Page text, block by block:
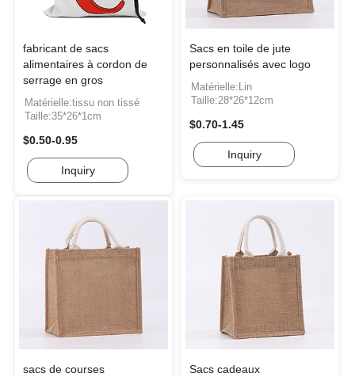
fabricant de sacs
alimentaires à cordon de
serrage en gros
Matérielle:tissu non tissé
Taille:35*26*1cm
$0.50-0.95
Inquiry
Sacs en toile de jute
personnalisés avec logo
Matérielle:Lin
Taille:28*26*12cm
$0.70-1.45
Inquiry
sacs de courses
Sacs cadeaux